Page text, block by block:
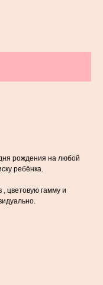
рождения на любой
ребёнка.
цветовую гамму и